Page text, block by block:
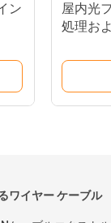
ン
屋内光
処理お
ワイヤー ケーブル